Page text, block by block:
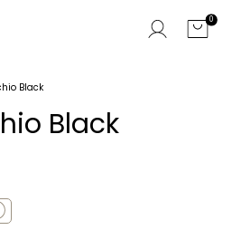
0
Black
Black